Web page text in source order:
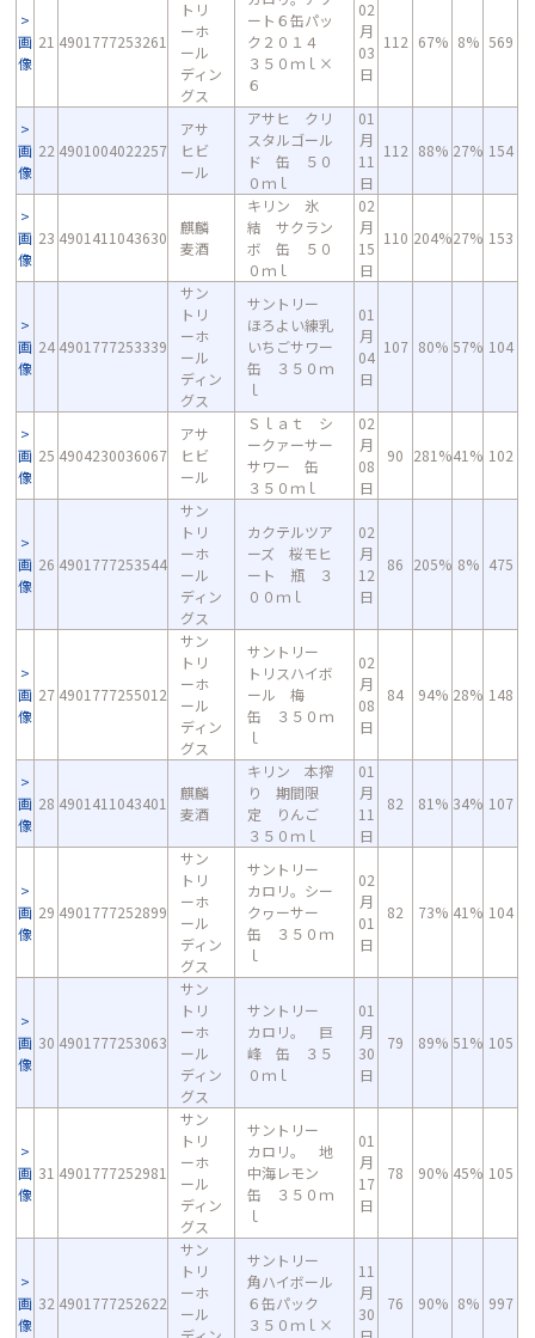
画
像
21 4901777253261
トリ
ーホ
ール
ディン
グス
ート６缶パッ
ク２０１４
３５０ｍｌ×
６
02
月
03
日
112 67% 8% 569
画
像
22 4901004022257
アサ
ヒビ
ール
アサヒ クリ
スタルゴール
ド 缶 ５０
０ｍｌ
01
月
11
日
112 88% 27% 154
画
像
23 4901411043630
麒麟
麦酒
キリン 氷
結 サクラン
ボ 缶 ５０
０ｍｌ
02
月
15
日
110 204%27% 153
画
像
24 4901777253339
サン
トリ
ーホ
ール
ディン
グス
サントリー
ほろよい練乳
いちごサワー
缶 ３５０ｍ
ｌ
01
月
04
日
107 80% 57% 104
画
像
25 4904230036067
アサ
ヒビ
ール
Ｓｌａｔ シ
ークァーサー
サワー 缶
３５０ｍｌ
02
月
08
日
90 281%41% 102
画
像
26 4901777253544
サン
トリ
ーホ
ール
ディン
グス
カクテルツア
ーズ 桜モヒ
ート 瓶 ３
００ｍｌ
02
月
12
日
86 205% 8% 475
画
像
27 4901777255012
サン
トリ
ーホ
ール
ディン
グス
サントリー
トリスハイボ
ール 梅
缶 ３５０ｍ
ｌ
02
月
08
日
84 94% 28% 148
画
像
28 4901411043401
麒麟
麦酒
キリン 本搾
り 期間限
定 りんご
３５０ｍｌ
01
月
11
日
82 81% 34% 107
画
像
29 4901777252899
サン
トリ
ーホ
ール
ディン
グス
サントリー
カロリ。シー
クヮーサー
缶 ３５０ｍ
ｌ
02
月
01
日
82 73% 41% 104
画
像
30 4901777253063
サン
トリ
ーホ
ール
ディン
グス
サントリー
カロリ。 巨
峰 缶 ３５
０ｍｌ
01
月
30
日
79 89% 51% 105
画
像
31 4901777252981
サン
トリ
ーホ
ール
ディン
グス
サントリー
カロリ。 地
中海レモン
缶 ３５０ｍ
ｌ
01
月
17
日
78 90% 45% 105
画
像
32 4901777252622
サン
トリ
ーホ
ール
サントリー
角ハイボール
６缶パック
３５０ｍｌ×
11
月
30
76 90% 8% 997